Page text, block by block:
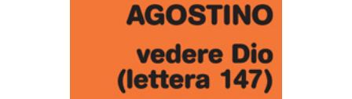
AGGIUNGI AL CARRELLO